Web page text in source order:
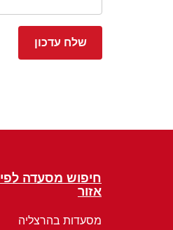
חיפוש מסעדה לפי
אזור
מסעדות בהרצליה